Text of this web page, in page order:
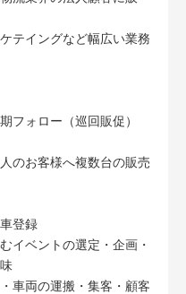
テイングなど幅広い業務
フォロー（巡回販促）
のお客様へ複数台の販売
登録
イベントの選定・企画・
車両の運搬・集客・顧客